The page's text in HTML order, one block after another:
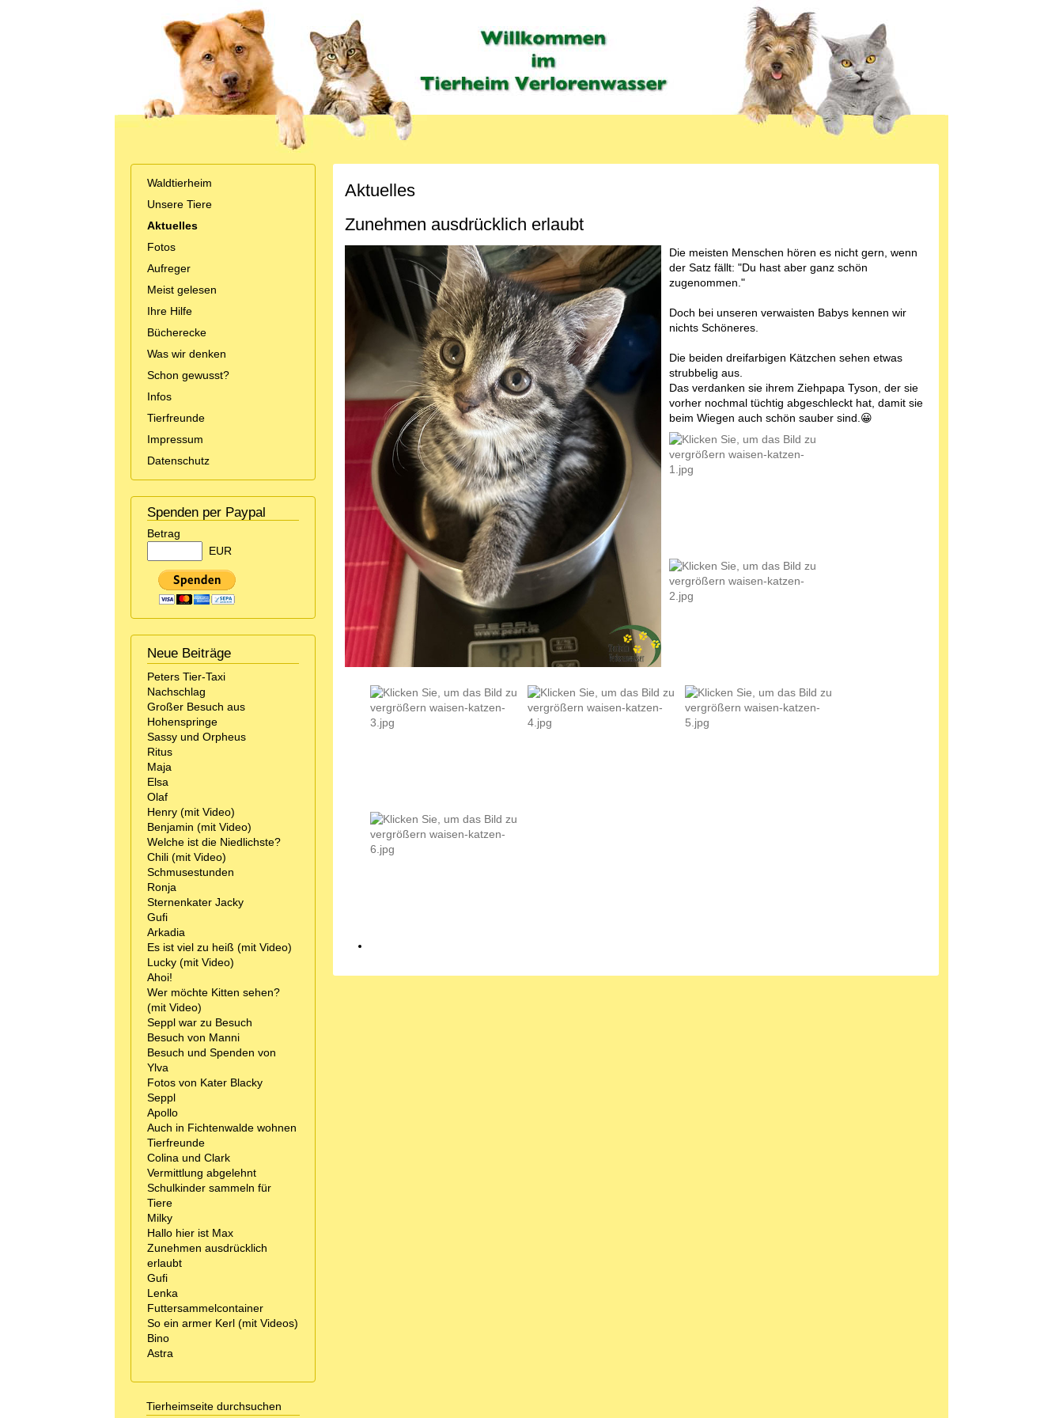
Waldtierheim
Unsere Tiere
Aktuelles
Fotos
Aufreger
Meist gelesen
Ihre Hilfe
Bücherecke
Was wir denken
Schon gewusst?
Infos
Tierfreunde
Impressum
Datenschutz
Spenden per Paypal
Betrag
EUR
Neue Beiträge
Peters Tier-Taxi
Nachschlag
Großer Besuch aus
Hohenspringe
Sassy und Orpheus
Ritus
Maja
Elsa
Olaf
Henry (mit Video)
Benjamin (mit Video)
Welche ist die Niedlichste?
Chili (mit Video)
Schmusestunden
Ronja
Sternenkater Jacky
Gufi
Arkadia
Es ist viel zu heiß (mit Video)
Lucky (mit Video)
Ahoi!
Wer möchte Kitten sehen?
(mit Video)
Seppl war zu Besuch
Besuch von Manni
Besuch und Spenden von
Ylva
Fotos von Kater Blacky
Seppl
Apollo
Auch in Fichtenwalde wohnen
Tierfreunde
Colina und Clark
Vermittlung abgelehnt
Schulkinder sammeln für
Tiere
Milky
Hallo hier ist Max
Zunehmen ausdrücklich
erlaubt
Gufi
Lenka
Futtersammelcontainer
So ein armer Kerl (mit Videos)
Bino
Astra
Tierheimseite durchsuchen
Aktuelles
Zunehmen ausdrücklich erlaubt
Die meisten Menschen hören es nicht gern, wenn
der Satz fällt: "Du hast aber ganz schön
zugenommen."
Doch bei unseren verwaisten Babys kennen wir
nichts Schöneres.
Die beiden dreifarbigen Kätzchen sehen etwas
strubbelig aus.
Das verdanken sie ihrem Ziehpapa Tyson, der sie
vorher nochmal tüchtig abgeschleckt hat, damit sie
beim Wiegen auch schön sauber sind.😀